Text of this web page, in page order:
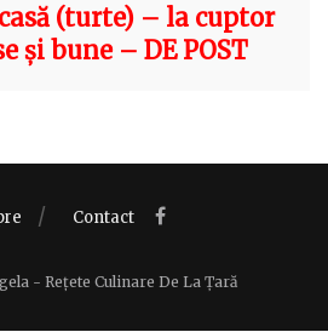
(turte) – la cuptor
și bune – DE POST
Contact
- Rețete Culinare De La Țară